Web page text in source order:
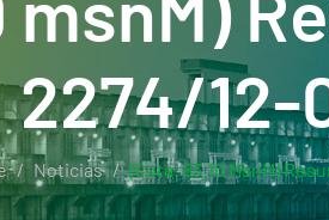
2274/12-
Noticias (Cota: 83.10 MsnM)